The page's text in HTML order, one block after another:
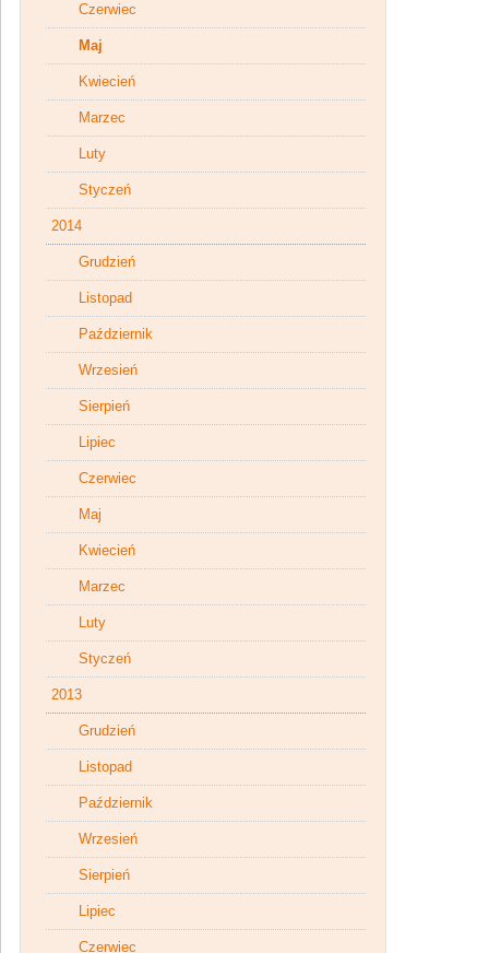
Czerwiec
Maj
Kwiecień
Marzec
Luty
Styczeń
2014
Grudzień
Listopad
Październik
Wrzesień
Sierpień
Lipiec
Czerwiec
Maj
Kwiecień
Marzec
Luty
Styczeń
2013
Grudzień
Listopad
Październik
Wrzesień
Sierpień
Lipiec
Czerwiec